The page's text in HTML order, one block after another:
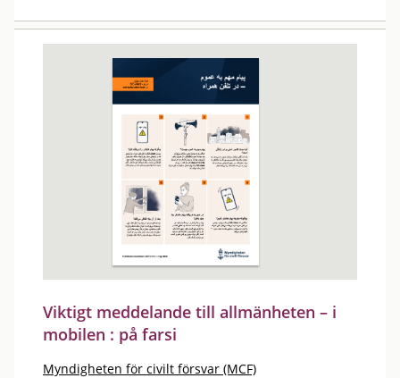
Viktigt meddelande till allmänheten – i
mobilen : på farsi
Myndigheten för civilt försvar (MCF)